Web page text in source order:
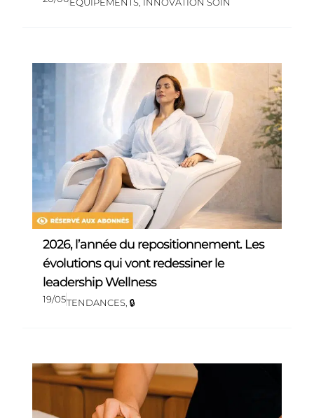
EQUIPEMENTS, INNOVATION SOIN
2026, l’année du repositionnement. Les
évolutions qui vont redessiner le
leadership Wellness
19/05TENDANCES, 🔒